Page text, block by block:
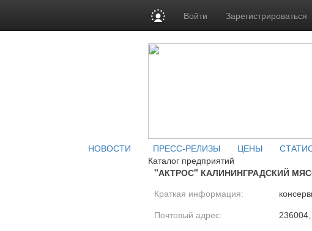
Войти Зарегистрироваться
НОВОСТИ ПРЕСС-РЕЛИЗЫ ЦЕНЫ
Каталог предприятий
"АКТРОС" КАЛИНИНГРАДСКИЙ
Краткая информация:
Почтовый адрес: